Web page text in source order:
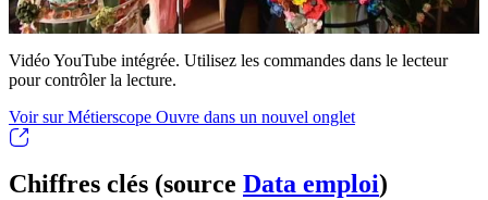
Vidéo YouTube intégrée. Utilisez les commandes dans le lecteur
pour contrôler la lecture.
Voir sur Métierscope Ouvre dans un nouvel onglet
Chiffres clés (source Data emploi)